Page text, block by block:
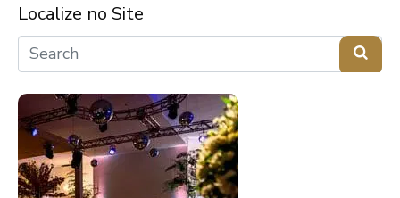
Localize no Site